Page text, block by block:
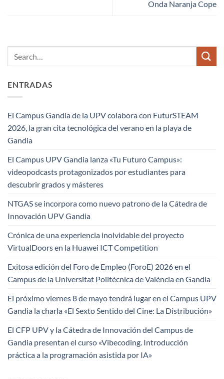
Onda Naranja Cope
ENTRADAS
El Campus Gandia de la UPV colabora con FuturSTEAM
2026, la gran cita tecnológica del verano en la playa de
Gandia
El Campus UPV Gandia lanza «Tu Futuro Campus»:
videopodcasts protagonizados por estudiantes para
descubrir grados y másteres
NTGAS se incorpora como nuevo patrono de la Cátedra de
Innovación UPV Gandia
Crónica de una experiencia inolvidable del proyecto
VirtualDoors en la Huawei ICT Competition
Exitosa edición del Foro de Empleo (ForoE) 2026 en el
Campus de la Universitat Politècnica de València en Gandia
El próximo viernes 8 de mayo tendrá lugar en el Campus UPV
Gandia la charla «El Sexto Sentido del Cine: La Distribución»
El CFP UPV y la Cátedra de Innovación del Campus de
Gandia presentan el curso «Vibecoding. Introducción
práctica a la programación asistida por IA»